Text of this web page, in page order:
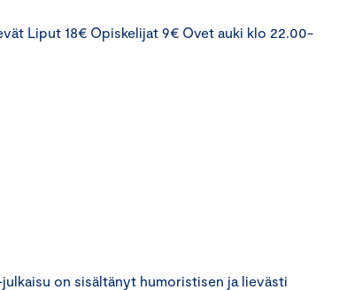
Liput 18€ Opiskelijat 9€ Ovet auki klo 22.00-
on sisältänyt humoristisen ja lievästi